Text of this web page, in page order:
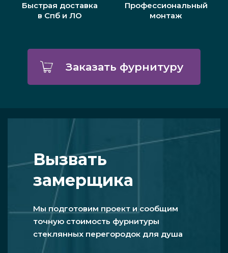
Быстрая доставка
в Спб и ЛО
Профессиональный
монтаж
Заказать фурнитуру
Вызвать
замерщика
Мы подготовим проект и сообщим
точную стоимость фурнитуры
стеклянных перегородок для душа